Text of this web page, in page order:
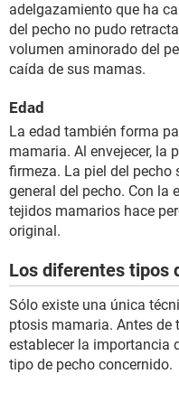
adelgazamiento que ha
del pecho no pudo
volumen aminorado del
caída de sus mamas.
Edad
La edad también forma
mamaria. Al envejecer, la
firmeza. La piel del pecho
general del pecho. Con la
tejidos mamarios hace
original.
Los diferentes tipos
Sólo existe una única
ptosis mamaria. Antes de
establecer la importancia
tipo de pecho concernido.